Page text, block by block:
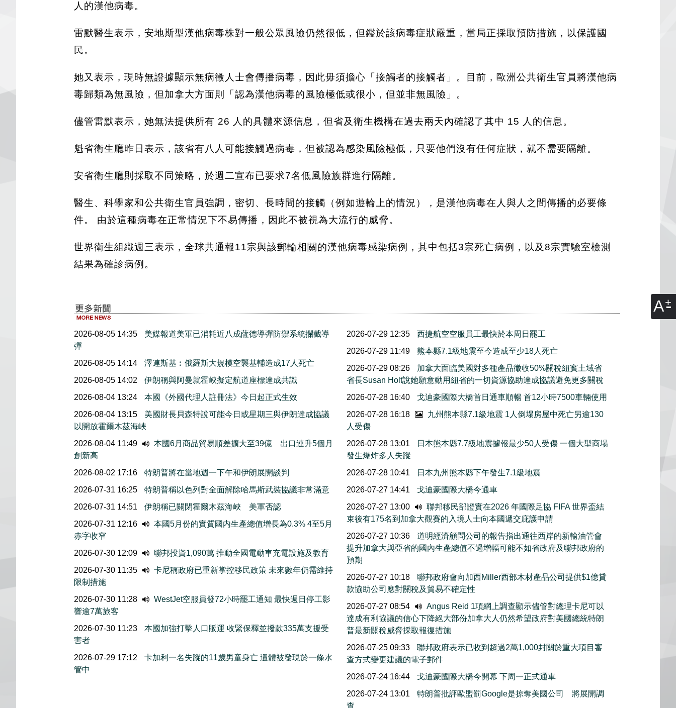
A
人的漢他病毒。
雷默醫生表示，安地斯型漢他病毒株對一般公眾風險仍然很低，但鑑於該病毒症狀嚴重，當局正採取預防措施，以保護國
民。
她又表示，現時無證據顯示無病徵人士會傳播病毒，因此毋須擔心「接觸者的接觸者」。目前，歐洲公共衛生官員將漢他病
毒歸類為無風險，但加拿大方面則「認為漢他病毒的風險極低或很小，但並非無風險」。
儘管雷默表示，她無法提供所有 26 人的具體來源信息，但省及衛生機構在過去兩天內確認了其中 15 人的信息。
魁省衛生廳昨日表示，該省有八人可能接觸過病毒，但被認為感染風險極低，只要他們沒有任何症狀，就不需要隔離。
安省衛生廳則採取不同策略，於週二宣布已要求7名低風險族群進行隔離。
醫生、科學家和公共衛生官員強調，密切、長時間的接觸（例如遊輪上的情況），是漢他病毒在人與人之間傳播的必要條
件。 由於這種病毒在正常情況下不易傳播，因此不被視為大流行的威脅。
世界衛生組織週三表示，全球共通報11宗與該郵輪相關的漢他病毒感染病例，其中包括3宗死亡病例，以及8宗實驗室檢測
結果為確診病例。
2026-08-05 14:35
美媒報道美軍已消耗近八成薩德導彈防禦系統攔截導
彈
2026-08-05 14:14
澤連斯基︰俄羅斯大規模空襲基輔造成17人死亡
2026-08-05 14:02
伊朗稱與阿曼就霍峽擬定航道座標達成共識
2026-08-04 13:24
本國《外國代理人註冊法》今日起正式生效
2026-08-04 13:15
美國財長貝森特說可能今日或星期三與伊朗達成協議
以開放霍爾木茲海峽
2026-08-04 11:49
本國6月商品貿易順差擴大至39億 出口連升5個月
創新高
2026-08-02 17:16
特朗普將在當地週一下午和伊朗展開談判
2026-07-31 16:25
特朗普稱以色列對全面解除哈馬斯武裝協議非常滿意
2026-07-31 14:51
伊朗稱已關閉霍爾木茲海峽 美軍否認
2026-07-31 12:16
本國5月份的實質國内生產總值增長為0.3% 4至5月
赤字收窄
2026-07-30 12:09
聯邦投資1,090萬 推動全國電動車充電設施及教育
2026-07-30 11:35
卡尼稱政府已重新掌控移民政策 未來數年仍需維持
限制措施
2026-07-30 11:28
WestJet空服員發72小時罷工通知 最快週日停工影
響逾7萬旅客
2026-07-30 11:23
本國加強打擊人口販運 收緊保釋並撥款335萬支援受
害者
2026-07-29 17:12
卡加利一名失蹤的11歲男童身亡 遺體被發現於一條水
管中
2026-07-29 12:35
西捷航空空服員工最快於本周日罷工
2026-07-29 11:49
熊本縣7.1級地震至今造成至少18人死亡
2026-07-29 08:26
加拿大面臨美國對多種產品徵收50%關稅紐賓土域省
省長Susan Holt說她願意動用紐省的一切資源協助達成協議避免更多關稅
2026-07-28 16:40
戈迪豪國際大橋首日通車順暢 首12小時7500車輛使用
2026-07-28 16:18
九州熊本縣7.1級地震 1人倒塌房屋中死亡另逾130
人受傷
2026-07-28 13:01
日本熊本縣7.7級地震據報最少50人受傷 一個大型商場
發生爆炸多人失蹤
2026-07-28 10:41
日本九州熊本縣下午發生7.1級地震
2026-07-27 14:41
戈迪豪國際大橋今通車
2026-07-27 13:00
聯邦移民部證實在2026 年國際足協 FIFA 世界盃結
束後有175名到加拿大觀賽的入境人士向本國遞交庇護申請
2026-07-27 10:36
道明經濟顧問公司的報告指出通往西岸的新輸油管會
提升加拿大與亞省的國內生產總值不過增幅可能不如省政府及聯邦政府的
預期
2026-07-27 10:18
聯邦政府會向加西Miller西部木材產品公司提供$1億貸
款協助公司應對關稅及貿易不確定性
2026-07-27 08:54
Angus Reid 1項網上調查顯示儘管對總理卡尼可以
達成有利協議的信心下降絕大部份加拿大人仍然希望政府對美國總統特朗
普最新關稅威脅採取報復措施
2026-07-25 09:33
聯邦政府表示已收到超過2萬1,000封關於重大項目審
查方式變更建議的電子郵件
2026-07-24 16:44
戈迪豪國際大橋今開幕 下周一正式通車
2026-07-24 13:01
特朗普批評歐盟罰Google是掠奪美國公司 將展開調
查